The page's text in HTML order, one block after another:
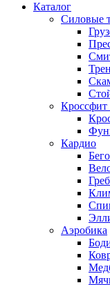
Каталог
Силовые
Кроссфит
Кардио
Аэробика